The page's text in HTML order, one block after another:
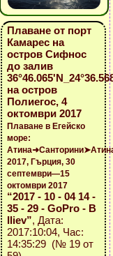
Плаване от порт
Камарес на
остров Сифнос
до залив
на остров
Полиегос, 4
октомври 2017
Плаване в Егейско
море:
2017, Гърция, 30
септември—15
октомври 2017
“2017 - 10 - 04 14 -
35 - 29 - GoPro - B
Iliev”, Дата:
2017:10:04, Час:
14:35:29 (№ 19 от